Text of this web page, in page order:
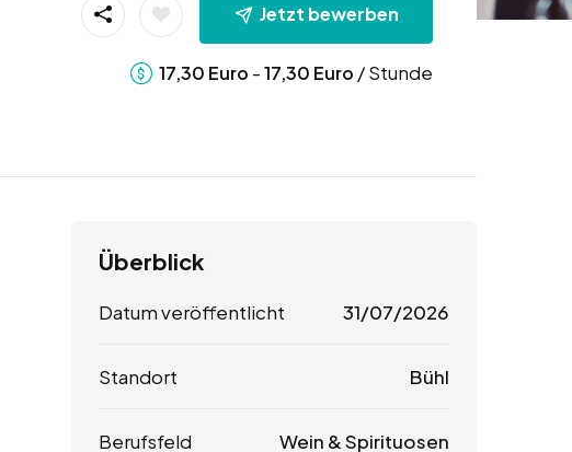
Jetzt bewerben
17,30 Euro -17,30 Euro / Stunde
Überblick
Datum veröffentlicht 31/07/2026
Standort Bühl
Berufsfeld Wein & Spirituosen